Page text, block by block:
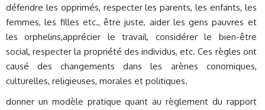
défendre les opprimés, respecter les parents, les enfants, les
femmes, les filles etc., être juste, aider les gens pauvres et
les orphelins,apprécier le travail, considérer le bien-être
social, respecter la propriété des individus, etc. Ces règles ont
causé des changements dans les arènes conomiques,
culturelles, religieuses, morales et politiques.
donner un modèle pratique quant au règlement du rapport